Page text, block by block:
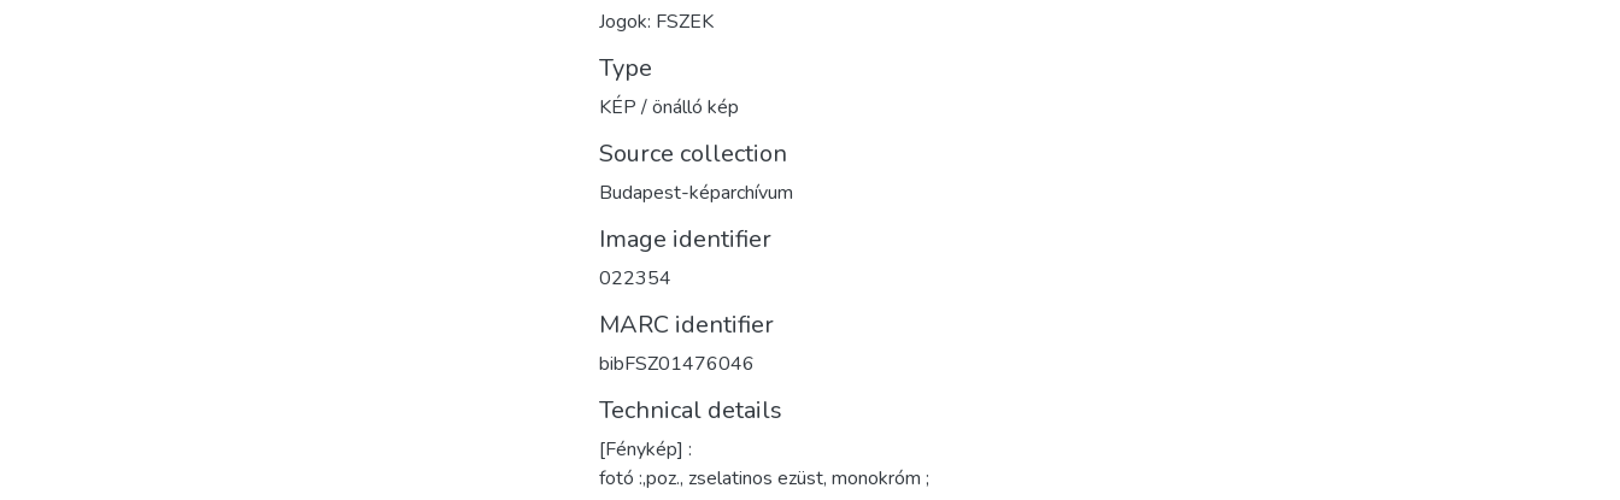
Jogok: FSZEK
Type
KÉP / önálló kép
Source collection
Budapest-képarchívum
Image identifier
022354
MARC identifier
bibFSZ01476046
Technical details
[Fénykép] :
fotó :,poz., zselatinos ezüst, monokróm ;